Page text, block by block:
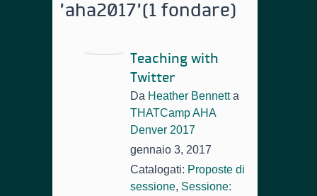
'aha2017'(1 fondare)
Teaching with
Twitter
Da Heather Bennett a
THATCamp AHA
Denver 2017
gennaio 3, 2017
Catalogati: Proposte di
sessione, Sessione: